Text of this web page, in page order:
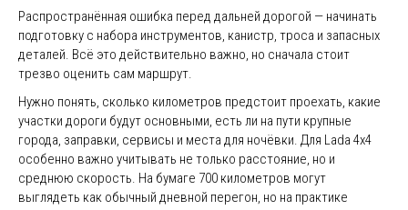
Распространённая ошибка перед дальней дорогой — начинать
подготовку с набора инструментов, канистр, троса и запасных
деталей. Всё это действительно важно, но сначала стоит
трезво оценить сам маршрут.
Нужно понять, сколько километров предстоит проехать, какие
участки дороги будут основными, есть ли на пути крупные
города, заправки, сервисы и места для ночёвки. Для Lada 4x4
особенно важно учитывать не только расстояние, но и
среднюю скорость. На бумаге 700 километров могут
выглядеть как обычный дневной перегон, но на практике